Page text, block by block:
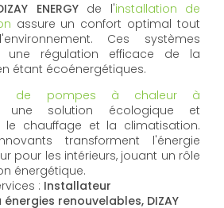
ENERGYde l'installation de
assure un confort optimal tout
Ces systèmes
une régulation efficace de la
étant écoénergétiques.
de pompes à chaleur à
une solution écologique et
le chauffage et la climatisation.
transforment l'énergie
pour les intérieurs, jouant un rôle
énergétique.
: Installateur
renouvelables, DIZAY